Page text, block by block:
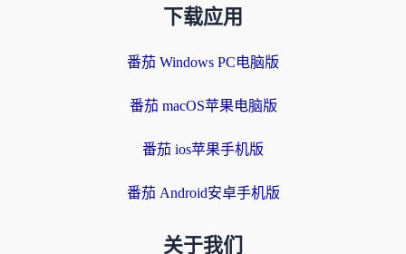
下载应用
番茄 Windows PC电脑版
番茄 macOS苹果电脑版
番茄 ios苹果手机版
番茄 Android安卓手机版
关于我们